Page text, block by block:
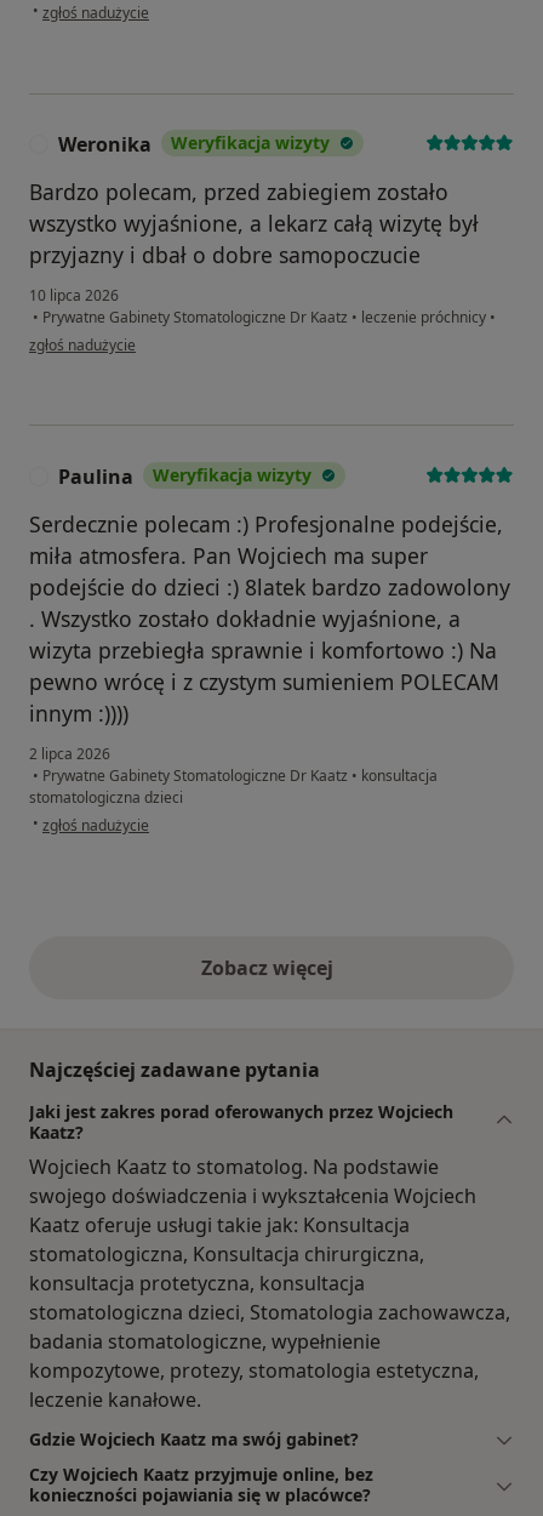
• w opinii użytkownika M
zgłoś nadużycie
Weronika Weryfikacja wizyty
Bardzo polecam, przed zabiegiem zostało
wszystko wyjaśnione, a lekarz całą wizytę był
przyjazny i dbał o dobre samopoczucie
10 lipca 2026
• Prywatne Gabinety Stomatologiczne Dr Kaatz • leczenie próchnicy •
w opinii użytkownika Weronika
zgłoś nadużycie
Paulina Weryfikacja wizyty
Serdecznie polecam :) Profesjonalne podejście,
miła atmosfera. Pan Wojciech ma super
podejście do dzieci :) 8latek bardzo zadowolony
. Wszystko zostało dokładnie wyjaśnione, a
wizyta przebiegła sprawnie i komfortowo :) Na
pewno wrócę i z czystym sumieniem POLECAM
innym :))))
2 lipca 2026
• Prywatne Gabinety Stomatologiczne Dr Kaatz • konsultacja
stomatologiczna dzieci
• w opinii użytkownika Paulina
zgłoś nadużycie
Zobacz więcejopinie powyżej
Najczęściej zadawane pytania
Jaki jest zakres porad oferowanych przez Wojciech
Kaatz?
Wojciech Kaatz to stomatolog. Na podstawie
swojego doświadczenia i wykształcenia Wojciech
Kaatz oferuje usługi takie jak: Konsultacja
stomatologiczna, Konsultacja chirurgiczna,
konsultacja protetyczna, konsultacja
stomatologiczna dzieci, Stomatologia zachowawcza,
badania stomatologiczne, wypełnienie
kompozytowe, protezy, stomatologia estetyczna,
leczenie kanałowe.
Gdzie Wojciech Kaatz ma swój gabinet?
Czy Wojciech Kaatz przyjmuje online, bez
konieczności pojawiania się w placówce?